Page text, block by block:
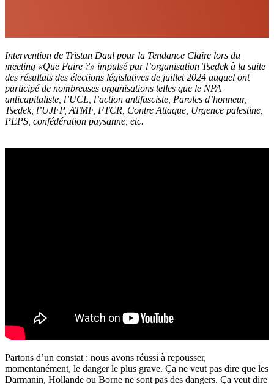
Intervention de Tristan Daul pour la Tendance Claire lors du
meeting «Que Faire ?» impulsé par l’organisation Tsedek à la suite
des résultats des élections législatives de juillet 2024 auquel ont
participé de nombreuses organisations telles que le NPA
anticapitaliste, l’UCL, l’action antifasciste, Paroles d’honneur,
Tsedek, l’UJFP, ATMF, FTCR, Contre Attaque, Urgence palestine,
PEPS, confédération paysanne, etc.
Partons d’un constat : nous avons réussi à repousser,
momentanément, le danger le plus grave. Ça ne veut pas dire que les
Darmanin, Hollande ou Borne ne sont pas des dangers. Ça veut dire